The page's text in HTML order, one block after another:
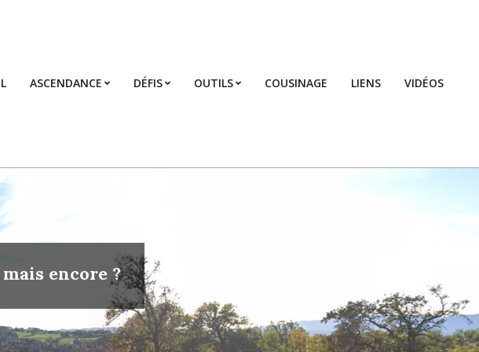
ASCENDANCE DÉFIS OUTILS COUSINAGE LIENS VIDÉOS
encore ?